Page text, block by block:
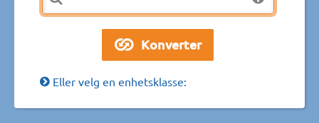
Eller velg en enhetsklasse: